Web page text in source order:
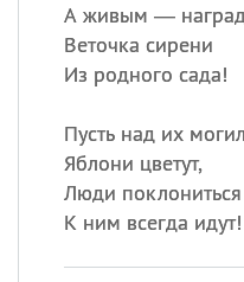
А живым —
Веточка сирени
Из родного сада!
Пусть над их
Яблони цветут,
Люди поклониться
К ним всегда идут!